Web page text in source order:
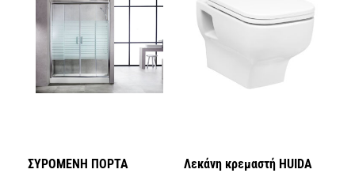
ΣΥΡΟΜΕΝΗ ΠΟΡΤΑ
Λεκάνη κρεμαστή HUIDA